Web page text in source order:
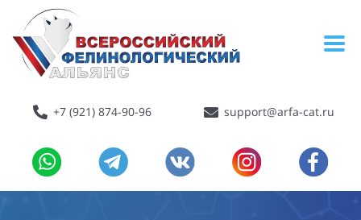
+7 (921) 874-90-96 support@arfa-cat.ru